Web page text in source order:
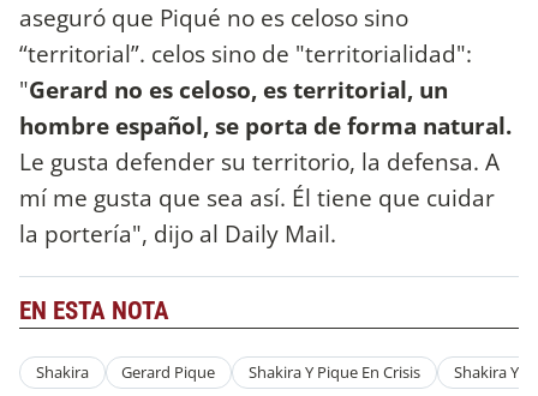
aseguró que Piqué no es celoso sino
“territorial”. celos sino de "territorialidad":
"Gerard no es celoso, es territorial, un
hombre español, se porta de forma natural.
Le gusta defender su territorio, la defensa. A
mí me gusta que sea así. Él tiene que cuidar
la portería", dijo al Daily Mail.
EN ESTA NOTA
Shakira Gerard Pique Shakira Y Pique En Crisis Shakira Y